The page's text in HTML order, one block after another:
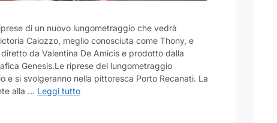
di un nuovo lungometraggio che vedrà
Caiozzo, meglio conosciuta come Thony, e
da Valentina De Amicis e prodotto dalla
Genesis.Le riprese del lungometraggio
e si svolgeranno nella pittoresca Porto Recanati. La
alla … Leggi tutto